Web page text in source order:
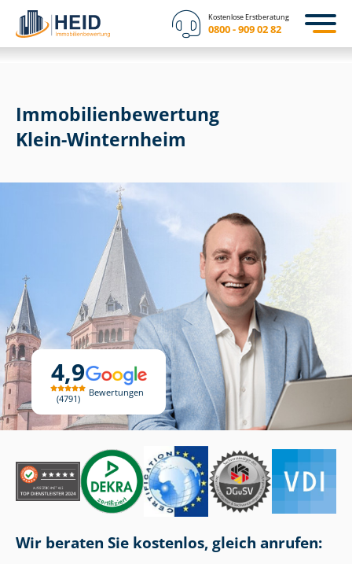
Kostenlose Erstberatung
0800 - 909 02 82
4,9
4791
Bewertungen
Immobilien­bewertung
Klein-Winternheim
Wir beraten Sie kostenlos, gleich anrufen: